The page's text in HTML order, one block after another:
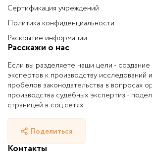
Сертификация учреждений
Политика конфиденциальности
Раскрытие информации
Расскажи о нас
Если вы разделяете наши цели -
экспертов к производству исследований
пробелов законодательства в вопросах
производства судебных экспертиз -
страницей в соц.сетях
Поделиться
Контакты